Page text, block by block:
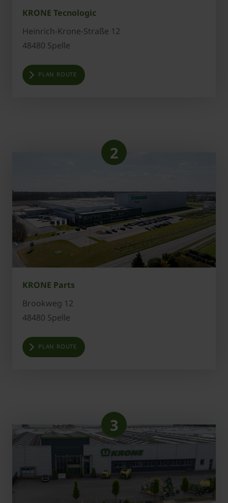
KRONE Tecnologic
Heinrich-Krone-Straße 12
48480 Spelle
PLAN ROUTE
2
KRONE Parts
Brookweg 12
48480 Spelle
PLAN ROUTE
3